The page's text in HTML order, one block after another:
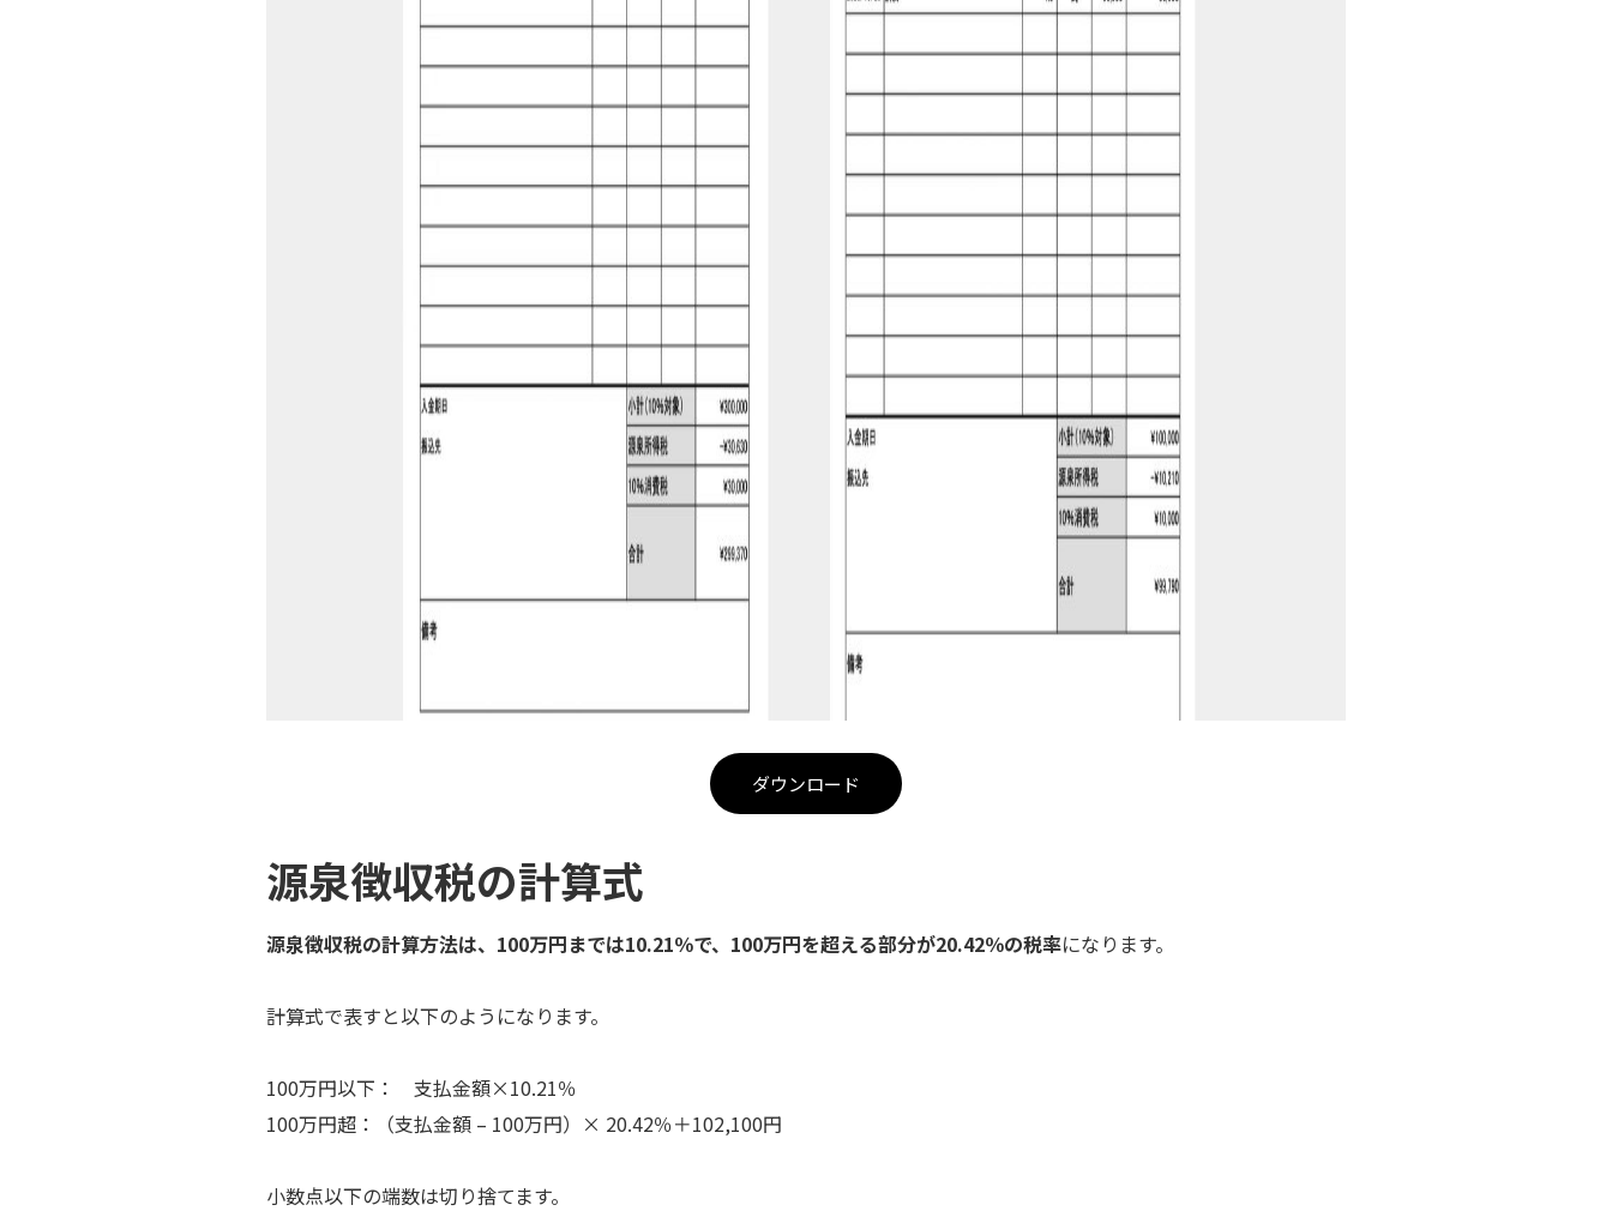
ダウンロード
源泉徴収税の計算式
源泉徴収税の計算方法は、100万円までは10.21％で、100万円を超える部分が20.42％の税率になります。
計算式で表すと以下のようになります。
100万円以下： 支払金額×10.21％
100万円超：（支払金額 – 100万円）× 20.42％＋102,100円
小数点以下の端数は切り捨てます。